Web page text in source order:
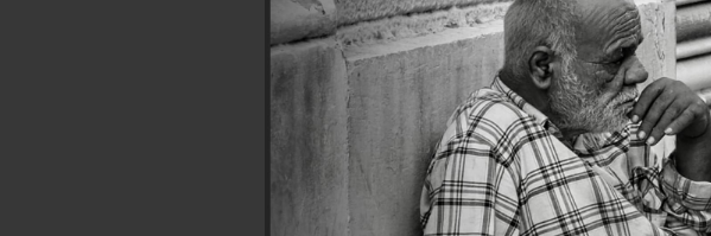
Catherine de Torquat/ PICTOKA
1 – Des pertes de mémoire synonymes d’un